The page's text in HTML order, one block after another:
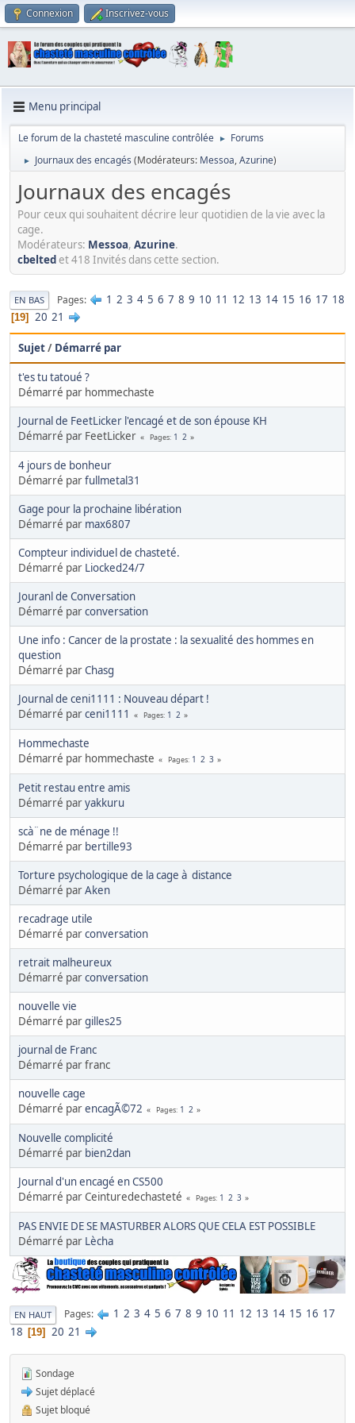
Connexion Inscrivez-vous
Menu principal
Le forum de la chasteté masculine contrôlée ► Forums
► Journaux des encagés (Modérateurs: Messoa,Azurine)
Journaux des encagés
Pour ceux qui souhaitent décrire leur quotidien de la vie avec la
cage.
Modérateurs: Messoa, Azurine.
cbelted et 418 Invités dans cette section.
EN BAS Pages 1 2 3 4 5 6 7 8 9 10 11 12 13 14 15 16 17 18
19 20 21
Sujet/ Démarré par
t'es tu tatoué ?
Démarré par hommechaste
Journal de FeetLicker l'encagé et de son épouse KH
Démarré par FeetLicker
Pages 1 2
4 jours de bonheur
Démarré parfullmetal31
Gage pour la prochaine libération
Démarré par max6807
Compteur individuel de chasteté.
Démarré par Liocked24/7
Jouranl de Conversation
Démarré parconversation
Une info : Cancer de la prostate : la sexualité des hommes en
question
Démarré parChasg
Journal de ceni1111 : Nouveau départ !
Démarré parceni1111 Pages 1 2
Hommechaste
Démarré par hommechaste
Pages 1 2 3
Petit restau entre amis
Démarré paryakkuru
scà¨ne de ménage !!
Démarré par bertille93
Torture psychologique de la cage à distance
Démarré parAken
recadrage utile
Démarré parconversation
retrait malheureux
Démarré parconversation
nouvelle vie
Démarré pargilles25
journal de Franc
Démarré par franc
nouvelle cage
Démarré parencagÃ©72 Pages 1 2
Nouvelle complicité
Démarré par bien2dan
Journal d'un encagé en CS500
Démarré par Ceinturedechasteté
Pages 1 2 3
PAS ENVIE DE SE MASTURBER ALORS QUE CELA EST POSSIBLE
Démarré par Lècha
EN HAUT Pages 1 2 3 4 5 6 7 8 9 10 11 12 13 14 15 16 17
18
19 20 21
Sondage
Sujet déplacé
Sujet bloqué